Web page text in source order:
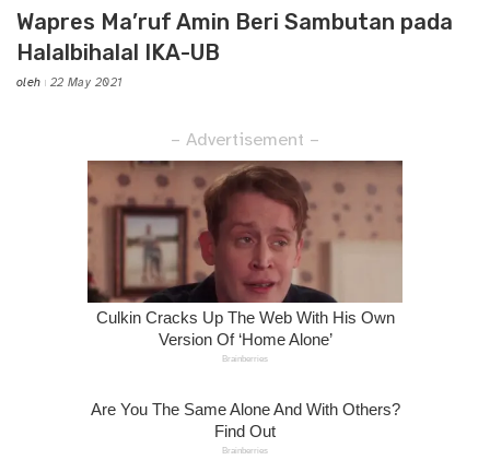
Wapres Ma’ruf Amin Beri Sambutan pada
Halalbihalal IKA-UB
Posted
oleh 22 May 2021
– Advertisement –